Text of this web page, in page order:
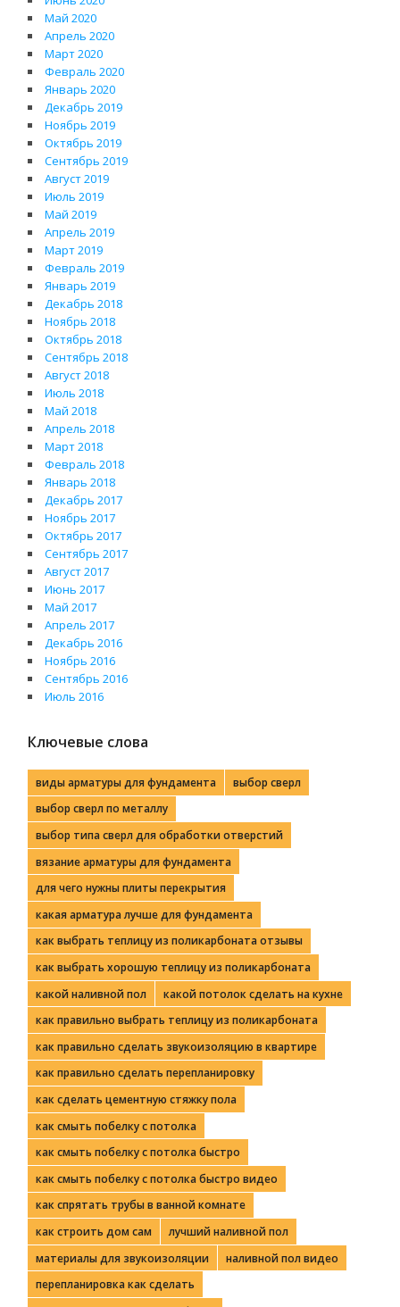
Май 2020
Апрель 2020
Март 2020
Февраль 2020
Январь 2020
Декабрь 2019
Ноябрь 2019
Октябрь 2019
Сентябрь 2019
Август 2019
Июль 2019
Май 2019
Апрель 2019
Март 2019
Февраль 2019
Январь 2019
Декабрь 2018
Ноябрь 2018
Октябрь 2018
Сентябрь 2018
Август 2018
Июль 2018
Май 2018
Апрель 2018
Март 2018
Февраль 2018
Январь 2018
Декабрь 2017
Ноябрь 2017
Октябрь 2017
Сентябрь 2017
Август 2017
Июнь 2017
Май 2017
Апрель 2017
Декабрь 2016
Ноябрь 2016
Сентябрь 2016
Июль 2016
Ключевые слова
виды арматуры для фундамента
выбор сверл
выбор сверл по металлу
выбор типа сверл для обработки отверстий
вязание арматуры для фундамента
для чего нужны плиты перекрытия
какая арматура лучше для фундамента
как выбрать теплицу из поликарбоната отзывы
как выбрать хорошую теплицу из поликарбоната
какой наливной пол
какой потолок сделать на кухне
как правильно выбрать теплицу из поликарбоната
как правильно сделать звукоизоляцию в квартире
как правильно сделать перепланировку
как сделать цементную стяжку пола
как смыть побелку с потолка
как смыть побелку с потолка быстро
как смыть побелку с потолка быстро видео
как спрятать трубы в ванной комнате
как строить дом сам
лучший наливной пол
материалы для звукоизоляции
наливной пол видео
перепланировка как сделать